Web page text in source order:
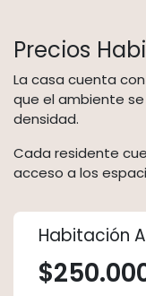
Precios
La casa cuenta con
que el ambiente
densidad.
Cada residente
acceso a los
Habitación A